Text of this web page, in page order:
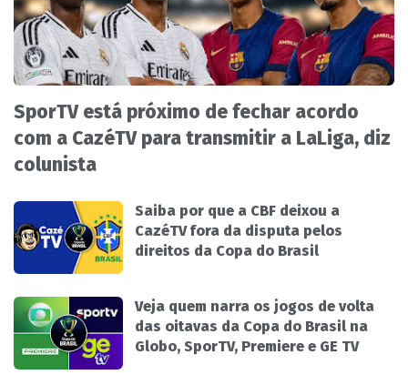
SporTV está próximo de fechar acordo
com a CazéTV para transmitir a LaLiga, diz
colunista
Saiba por que a CBF deixou a
CazéTV fora da disputa pelos
direitos da Copa do Brasil
Veja quem narra os jogos de volta
das oitavas da Copa do Brasil na
Globo, SporTV, Premiere e GE TV